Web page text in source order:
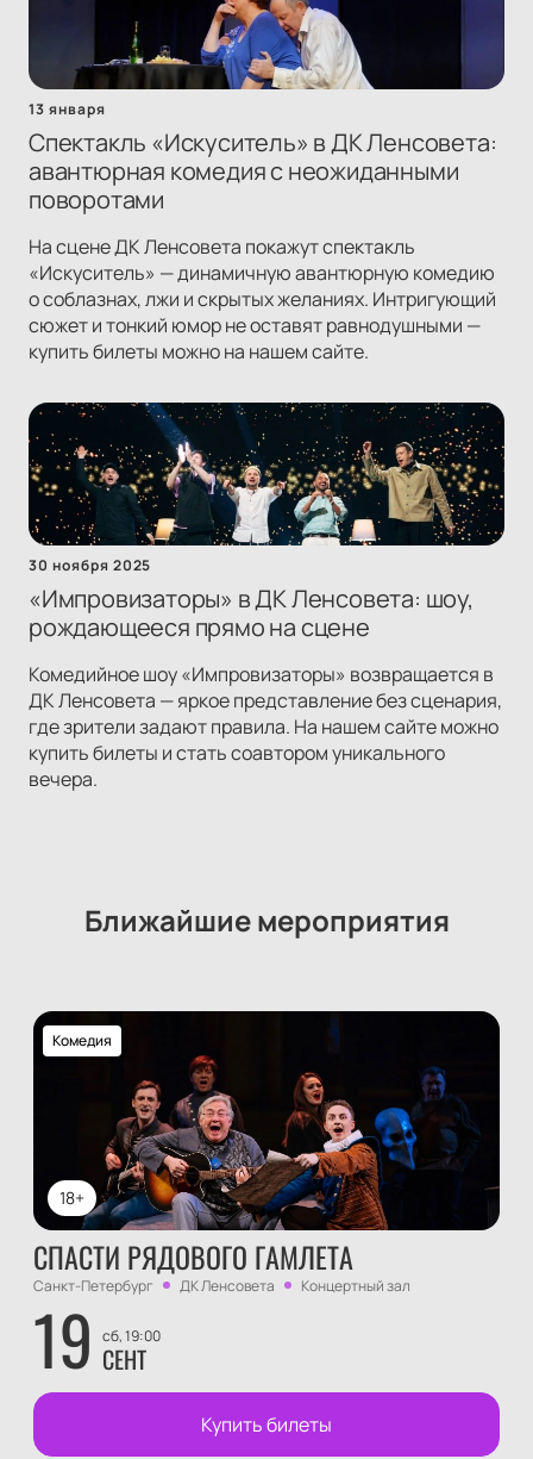
13 января
Спектакль «Искуситель» в ДК Ленсовета:
авантюрная комедия с неожиданными
поворотами
На сцене ДК Ленсовета покажут спектакль
«Искуситель» — динамичную авантюрную комедию
о соблазнах, лжи и скрытых желаниях. Интригующий
сюжет и тонкий юмор не оставят равнодушными —
купить билеты можно на нашем сайте.
30 ноября 2025
«Импровизаторы» в ДК Ленсовета: шоу,
рождающееся прямо на сцене
Комедийное шоу «Импровизаторы» возвращается в
ДК Ленсовета — яркое представление без сценария,
где зрители задают правила. На нашем сайте можно
купить билеты и стать соавтором уникального
вечера.
Ближайшие мероприятия
18+
Комедия
СПАСТИ РЯДОВОГО ГАМЛЕТА
Санкт-Петербург ДК Ленсовета Концертный зал
19 сб, 19:00
СЕНТ
Купить билеты